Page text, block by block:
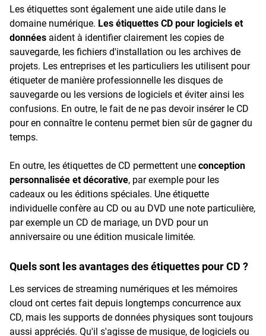
Les étiquettes sont également une aide utile dans le
domaine numérique. Les étiquettes CD pour logiciels et
données aident à identifier clairement les copies de
sauvegarde, les fichiers d'installation ou les archives de
projets. Les entreprises et les particuliers les utilisent pour
étiqueter de manière professionnelle les disques de
sauvegarde ou les versions de logiciels et éviter ainsi les
confusions. En outre, le fait de ne pas devoir insérer le CD
pour en connaître le contenu permet bien sûr de gagner du
temps.
En outre, les étiquettes de CD permettent une conception
personnalisée et décorative, par exemple pour les
cadeaux ou les éditions spéciales. Une étiquette
individuelle confère au CD ou au DVD une note particulière,
par exemple un CD de mariage, un DVD pour un
anniversaire ou une édition musicale limitée.
Quels sont les avantages des étiquettes pour CD ?
Les services de streaming numériques et les mémoires
cloud ont certes fait depuis longtemps concurrence aux
CD, mais les supports de données physiques sont toujours
aussi appréciés. Qu'il s'agisse de musique, de logiciels ou